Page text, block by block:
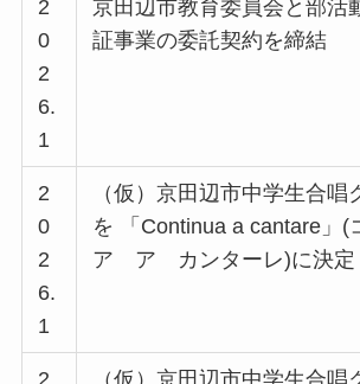
2
0
2
6.
1
京田辺市教育委員会と部活
証事業の委託契約を締結
2
0
2
6.
1
（仮）京田辺市中学生合唱
を 「Continua a cantare」(
ア ア カンターレ)に決定
2 （仮）京田辺市中学生合唱